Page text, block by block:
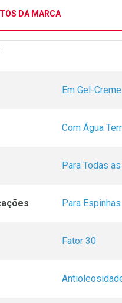
DA MARCA
Em Gel-Creme
Com Água
Para Todas
Para Espinhas
Fator 30